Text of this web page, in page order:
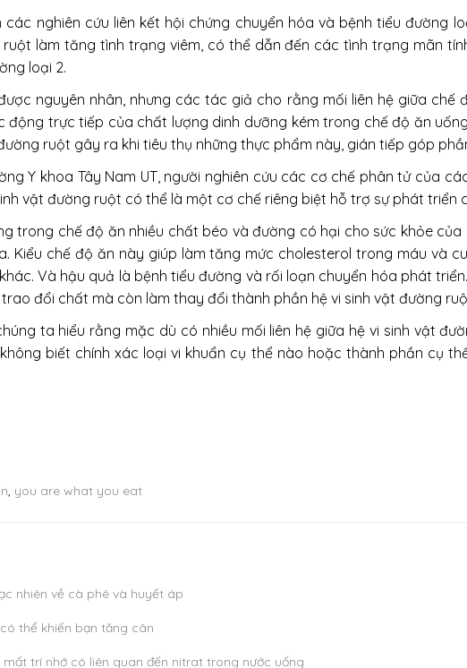
nghiên cứu liên kết hội chứng chuyển hóa và bệnh tiểu đường
làm tăng tình trạng viêm, có thể dẫn đến các tình trạng mãn
loại 2.
nguyên nhân, nhưng các tác giả cho rằng mối liên hệ giữa chế
trực tiếp của chất lượng dinh dưỡng kém trong chế độ ăn
ruột gây ra khi tiêu thụ những thực phẩm này, gián tiếp góp
Y khoa Tây Nam UT, người nghiên cứu các cơ chế phân tử của
vật đường ruột có thể là một cơ chế riêng biệt hỗ trợ sự phát triển
trong chế độ ăn nhiều chất béo và đường có hại cho sức khỏe
Kiểu chế độ ăn này giúp làm tăng mức cholesterol trong máu và
Và hậu quả là bệnh tiểu đường và rối loạn chuyển hóa phát
đổi chất mà còn làm thay đổi thành phần hệ vi sinh vật đường
ta hiểu rằng mặc dù có nhiều mối liên hệ giữa hệ vi sinh vật
biết chính xác loại vi khuẩn cụ thể nào hoặc thành phần cụ
, you are what you eat
nhiên về cà phê và huyết áp
thể khiến bạn tăng cân
trí nhớ có liên quan đến nitrat trong nước uống